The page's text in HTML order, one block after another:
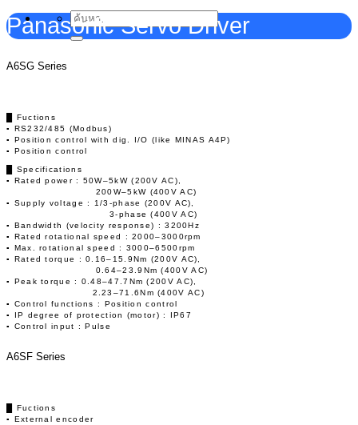
ค้นหา:
Panasonic Servo Driver
A6SG Series
█ Fuctions
▪ RS232/485 (Modbus)
▪ Position control with dig. I/O (like MINAS A4P)
▪ Position control
█ Specifications
▪ Rated power : 50W–5kW (200V AC),
200W–5kW (400V AC)
▪ Supply voltage : 1/3-phase (200V AC),
3-phase (400V AC)
▪ Bandwidth (velocity response) : 3200Hz
▪ Rated rotational speed : 2000–3000rpm
▪ Max. rotational speed : 3000–6500rpm
▪ Rated torque : 0.16–15.9Nm (200V AC),
0.64–23.9Nm (400V AC)
▪ Peak torque : 0.48–47.7Nm (200V AC),
2.23–71.6Nm (400V AC)
▪ Control functions : Position control
▪ IP degree of protection (motor) : IP67
▪ Control input : Pulse
A6SF Series
█ Fuctions
▪ External encoder